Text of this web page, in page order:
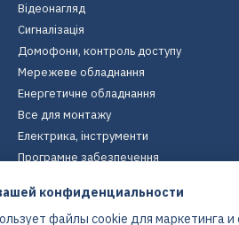
Відеонагляд
Сигналізація
Домофони, контроль доступу
Мережеве обладнання
Енергетичне обладнання
Все для монтажу
Електрика, інструменти
Програмне забезпечення
Екіпірування
Енергетичне обладнання
конфиденциальности
файлы cookie для маркетинга